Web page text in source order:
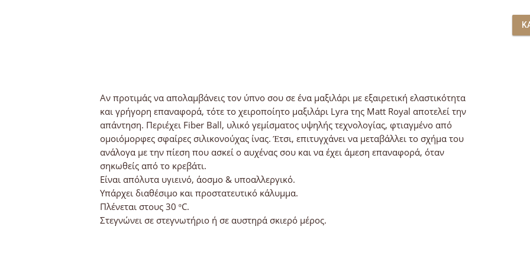
Αν προτιμάς να απολαμβάνεις τον ύπνο σου σε ένα μαξιλάρι με εξαιρετική ελαστικότητα
και γρήγορη επαναφορά, τότε το χειροποίητο μαξιλάρι Lyra της Matt Royal αποτελεί την
απάντηση. Περιέχει Fiber Ball, υλικό γεμίσματος υψηλής τεχνολογίας, φτιαγμένο από
ομοιόμορφες σφαίρες σιλικονούχας ίνας. Έτσι, επιτυγχάνει να μεταβάλλει το σχήμα του
ανάλογα με την πίεση που ασκεί ο αυχένας σου και να έχει άμεση επαναφορά, όταν
σηκωθείς από το κρεβάτι.
Είναι απόλυτα υγιεινό, άοσμο & υποαλλεργικό.
Υπάρχει διαθέσιμο και προστατευτικό κάλυμμα.
Πλένεται στους 30 ºC.
Στεγνώνει σε στεγνωτήριο ή σε αυστηρά σκιερό μέρος.